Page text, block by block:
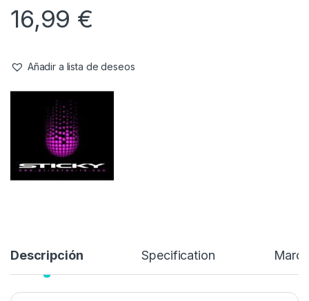
más que simples boilies: representan un salto de calidad en el
dos fases, compuesto por líquidos supersolubles y polvos finos
de máxima calidad, cada cebo queda envuelto en una capa
activa que multiplica el poder de atracción desde el primer
segundo en el agua.
16,99€